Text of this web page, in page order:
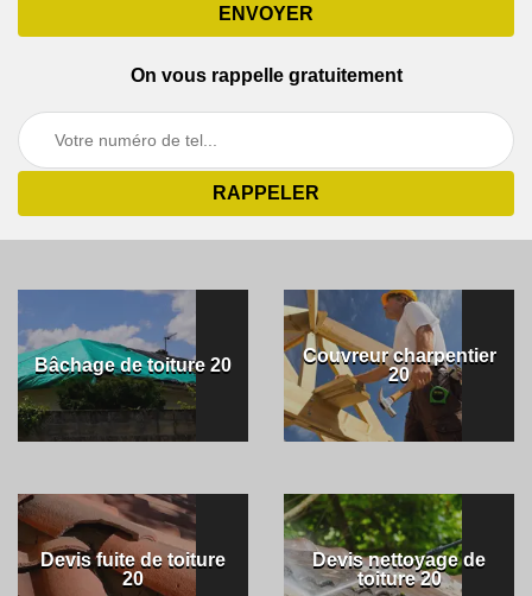
On vous rappelle gratuitement
Bâchage de toiture 20
Couvreur charpentier
20
Devis fuite de toiture
20
Devis nettoyage de
toiture 20